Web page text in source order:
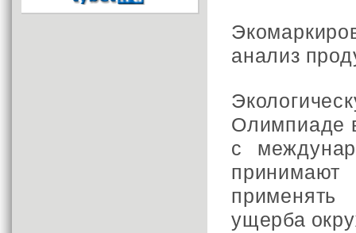
анализ
Олимпиаде
с
ущерба